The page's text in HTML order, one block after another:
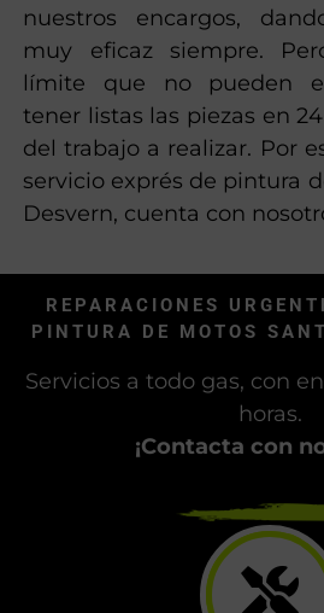
nuestros encargos,
muy eficaz siempre.
límite que no pueden
tener listas las piezas en
del trabajo a realizar. Por
servicio exprés de pintura
Desvern, cuenta con
REPARACIONES
PINTURA DE MOTOS
Servicios a todo gas, con
horas.
¡Contacta con